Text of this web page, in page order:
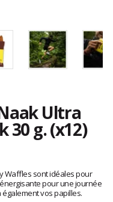
Ultra
30 g. (x12)
Waffles sont idéales pour
pour une journée
vos papilles.